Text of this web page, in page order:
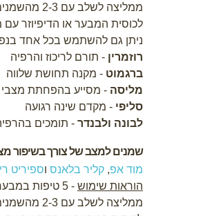
לכוסית המבער או הדיפיוזר עם
ניתן גם להשתמש בכל אחד
רוזמרין - תורם לריכוז והרפיה
ברגמוט - מקנה תחושת שלווה
מליסה - מסייע בהפחתת
סליפי - מקדם שינה רגועה
לבונה ולבנדר - תומכים
שמנים למצב של צורך בשיפור
מוד אפ, קליר בלאנס וספיריט
הוראות שימוש - 5 טיפות במבער או דיפיוזר (מאחת מהתערובות), או 2 טיפות על טישיו ולהריח